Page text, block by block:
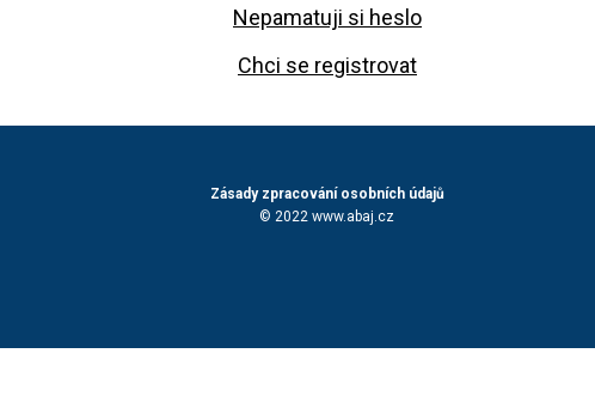
Nepamatuji si heslo
Chci se registrovat
Zásady zpracování osobních údajů
© 2022 www.abaj.cz